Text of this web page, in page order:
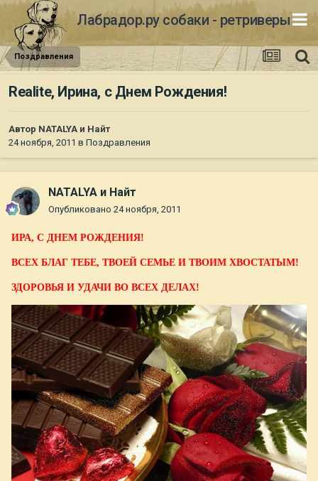
Лабрадор.ру собаки - ретриверы
Поздравления
Realite, Ирина, с Днем Рождения!
Автор NATALYA и Найт
24 ноября, 2011 в Поздравления
NATALYA и Найт
Опубликовано 24 ноября, 2011
ИРА, С ДНЕМ РОЖДЕНИЯ!
ВСЕХ БЛАГ ТЕБЕ, ТВОЕЙ СЕМЬЕ И ТВОИМ ХВОСТАТЫМ!
ЗДОРОВЬЯ И УДАЧИ ВО ВСЕХ ДЕЛАХ!